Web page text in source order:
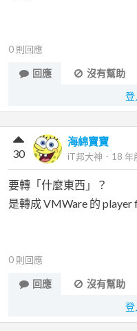
0 則回應
回應
沒有幫助
登
海綿寶寶
iT邦大神 ． 18 年
30
要轉「什麼東西」？
是轉成 VMWare 的 player
0 則回應
回應
沒有幫助
登